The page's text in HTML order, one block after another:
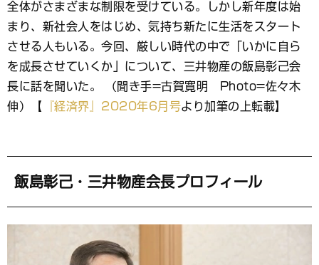
ッ
ク
マ
ー
ク
全体がさまざまな制限を受けている。しかし新年度は始
まり、新社会人をはじめ、気持ち新たに生活をスタート
させる人もいる。今回、厳しい時代の中で「いかに自ら
を成長させていくか」について、三井物産の飯島彰己会
長に話を聞いた。 （聞き手=古賀寛明 Photo=佐々木
伸）【
『経済界』2020年6月号より加筆の上転載】
飯島彰己・三井物産会長プロフィール